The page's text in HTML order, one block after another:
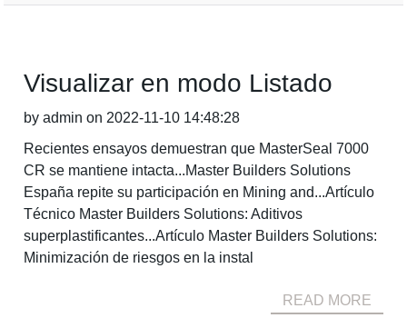
Visualizar en modo Listado
by admin on 2022-11-10 14:48:28
Recientes ensayos demuestran que MasterSeal 7000
CR se mantiene intacta...Master Builders Solutions
España repite su participación en Mining and...Artículo
Técnico Master Builders Solutions: Aditivos
superplastificantes...Artículo Master Builders Solutions:
Minimización de riesgos en la instal
READ MORE